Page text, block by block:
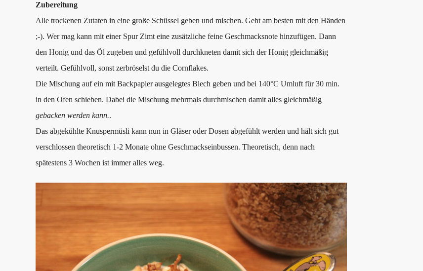
Zubereitung
Alle trockenen Zutaten in eine große Schüssel geben und mischen. Geht am besten mit den Händen
;-). Wer mag kann mit einer Spur Zimt eine zusätzliche feine Geschmacksnote hinzufügen. Dann
den Honig und das Öl zugeben und gefühlvoll durchkneten damit sich der Honig gleichmäßig
verteilt. Gefühlvoll, sonst zerbröselst du die Cornflakes.
Die Mischung auf ein mit Backpapier ausgelegtes Blech geben und bei 140°C Umluft für 30 min.
in den Ofen schieben. Dabei die Mischung mehrmals durchmischen damit alles gleichmäßig
gebacken werden kann..
Das abgekühlte Knuspermüsli kann nun in Gläser oder Dosen abgefühlt werden und hält sich gut
verschlossen theoretisch 1-2 Monate ohne Geschmackseinbussen. Theoretisch, denn nach
spätestens 3 Wochen ist immer alles weg.